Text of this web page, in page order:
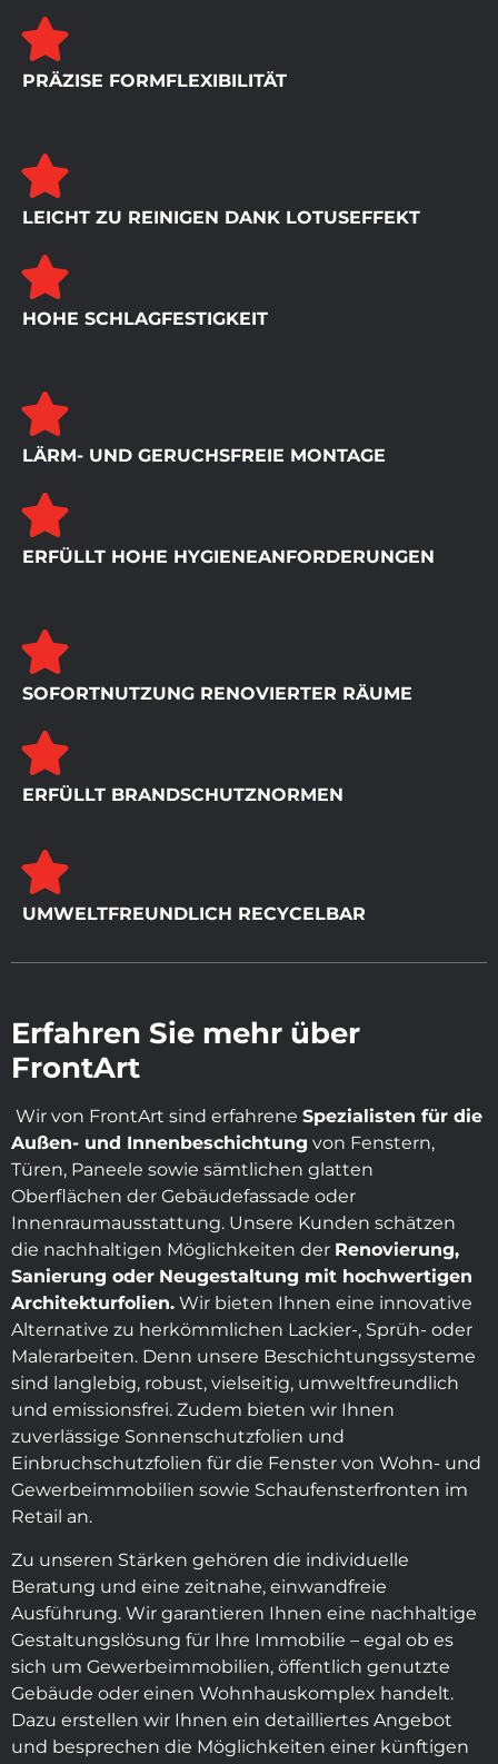
PRÄZISE FORMFLEXIBILITÄT
LEICHT ZU REINIGEN DANK LOTUSEFFEKT
HOHE SCHLAGFESTIGKEIT
LÄRM- UND GERUCHSFREIE MONTAGE
ERFÜLLT HOHE HYGIENEANFORDERUNGEN
SOFORTNUTZUNG RENOVIERTER RÄUME
ERFÜLLT BRANDSCHUTZNORMEN
UMWELTFREUNDLICH RECYCELBAR
Erfahren Sie mehr über
FrontArt
Wir von FrontArt sind erfahrene Spezialisten für die
Außen- und Innenbeschichtung von Fenstern,
Türen, Paneele sowie sämtlichen glatten
Oberflächen der Gebäudefassade oder
Innenraumausstattung. Unsere Kunden schätzen
die nachhaltigen Möglichkeiten der Renovierung,
Sanierung oder Neugestaltung mit hochwertigen
Architekturfolien. Wir bieten Ihnen eine innovative
Alternative zu herkömmlichen Lackier-, Sprüh- oder
Malerarbeiten. Denn unsere Beschichtungssysteme
sind langlebig, robust, vielseitig, umweltfreundlich
und emissionsfrei. Zudem bieten wir Ihnen
zuverlässige Sonnenschutzfolien und
Einbruchschutzfolien für die Fenster von Wohn- und
Gewerbeimmobilien sowie Schaufensterfronten im
Retail an.
Zu unseren Stärken gehören die individuelle
Beratung und eine zeitnahe, einwandfreie
Ausführung. Wir garantieren Ihnen eine nachhaltige
Gestaltungslösung für Ihre Immobilie – egal ob es
sich um Gewerbeimmobilien, öffentlich genutzte
Gebäude oder einen Wohnhauskomplex handelt.
Dazu erstellen wir Ihnen ein detailliertes Angebot
und besprechen die Möglichkeiten einer künftigen